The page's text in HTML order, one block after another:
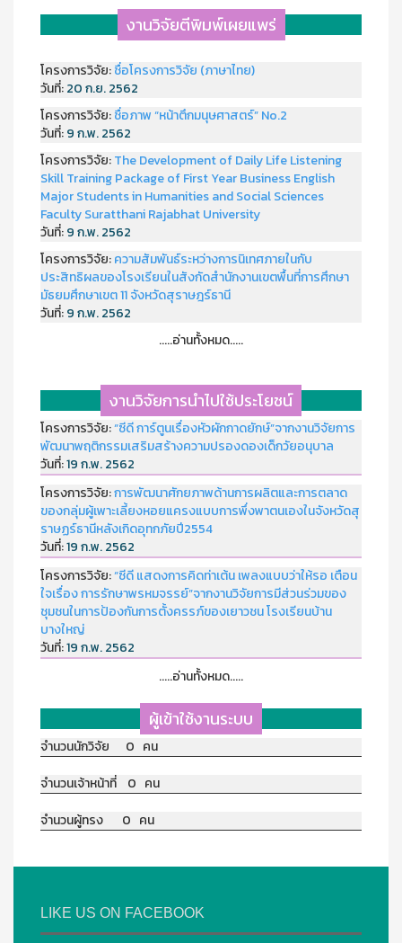
งานวิจัยตีพิมพ์เผยแพร่
โครงการวิจัย:ชื่อโครงการวิจัย (ภาษาไทย)
วันที่:20 ก.ย. 2562
โครงการวิจัย:ชื่อภาพ “หน้าตึกมนุษศาสตร์” No.2
วันที่:9 ก.พ. 2562
โครงการวิจัย:The Development of Daily Life Listening
Skill Training Package of First Year Business English
Major Students in Humanities and Social Sciences
Faculty Suratthani Rajabhat University
วันที่:9 ก.พ. 2562
โครงการวิจัย:ความสัมพันธ์ระหว่างการนิเทศภายในกับ
ประสิทธิผลของโรงเรียนในสังกัดสำนักงานเขตพื้นที่การศึกษา
มัธยมศึกษาเขต 11 จังหวัดสุราษฎร์ธานี
วันที่:9 ก.พ. 2562
.....อ่านทั้งหมด.....
งานวิจัยการนำไปใช้ประโยชน์
โครงการวิจัย:“ซีดี การ์ตูนเรื่องหัวผักกาดยักษ์”จากงานวิจัยการ
พัฒนาพฤติกรรมเสริมสร้างความปรองดองเด็กวัยอนุบาล
วันที่:19 ก.พ. 2562
โครงการวิจัย:การพัฒนาศักยภาพด้านการผลิตและการตลาด
ของกลุ่มผู้เพาะเลี้ยงหอยแครงแบบการพึ่งพาตนเองในจังหวัดสุ
ราษฏร์ธานีหลังเกิดอุทกภัยปี2554
วันที่:19 ก.พ. 2562
โครงการวิจัย:“ซีดี แสดงการคิดท่าเต้น เพลงแบบว่าให้รอ เตือน
ใจเรื่อง การรักษาพรหมจรรย์”จากงานวิจัยการมีส่วนร่วมของ
ชุมชนในการป้องกันการตั้งครรภ์ของเยาวชน โรงเรียนบ้าน
บางใหญ่
วันที่:19 ก.พ. 2562
.....อ่านทั้งหมด.....
ผู้เข้าใช้งานระบบ
จำนวนนักวิจัย 0 คน
จำนวนเจ้าหน้าที่ 0 คน
จำนวนผู้ทรง 0 คน
LIKE US ON FACEBOOK